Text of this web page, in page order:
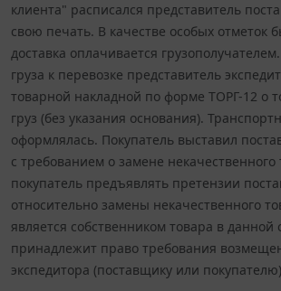
клиента" расписался представитель
свою печать. В качестве особых отметок
доставка оплачивается
груза к перевозке представитель
товарной накладной по форме ТОРГ-12 о
груз (без указания основания).
оформлялась. Покупатель выставил
с требованием о замене
покупатель предъявлять претензии
относительно замены некачественного
является собственником товара в данной
принадлежит право требования
экспедитора (поставщику или